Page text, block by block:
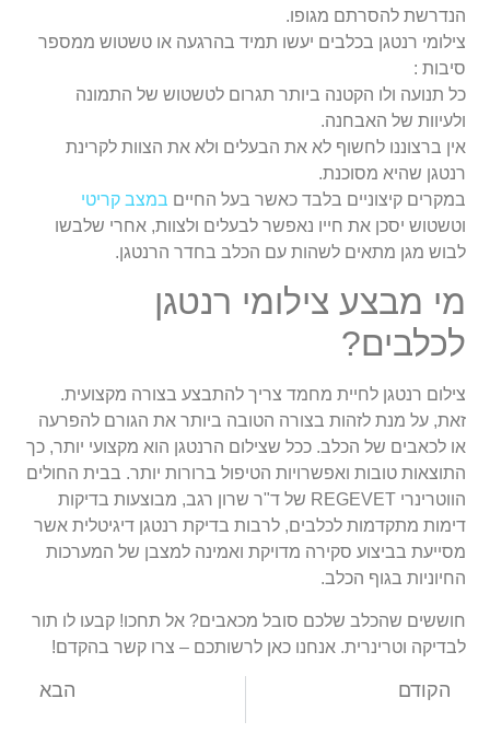
הנדרשת להסרתם מגופו.
צילומי רנטגן בכלבים יעשו תמיד בהרגעה או טשטוש ממספר
סיבות :
כל תנועה ולו הקטנה ביותר תגרום לטשטוש של התמונה
ולעיוות של האבחנה.
אין ברצוננו לחשוף לא את הבעלים ולא את הצוות לקרינת
רנטגן שהיא מסוכנת.
במקרים קיצוניים בלבד כאשר בעל החיים במצב קריטי
וטשטוש יסכן את חייו נאפשר לבעלים ולצוות, אחרי שלבשו
לבוש מגן מתאים לשהות עם הכלב בחדר הרנטגן.
מי מבצע צילומי רנטגן
לכלבים?
צילום רנטגן לחיית מחמד צריך להתבצע בצורה מקצועית.
זאת, על מנת לזהות בצורה הטובה ביותר את הגורם להפרעה
או לכאבים של הכלב. ככל שצילום הרנטגן הוא מקצועי יותר, כך
התוצאות טובות ואפשרויות הטיפול ברורות יותר. בבית החולים
הווטרינרי REGEVET של ד"ר שרון רגב, מבוצעות בדיקות
דימות מתקדמות לכלבים, לרבות בדיקת רנטגן דיגיטלית אשר
מסייעת בביצוע סקירה מדויקת ואמינה למצבן של המערכות
החיוניות בגוף הכלב.
חוששים שהכלב שלכם סובל מכאבים? אל תחכו! קבעו לו תור
לבדיקה וטרינרית. אנחנו כאן לרשותכם – צרו קשר בהקדם!
הקודם הבא